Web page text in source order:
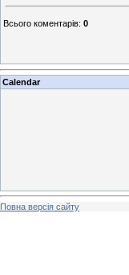
Всього коментарів: 0
Calendar
Повна версія сайту